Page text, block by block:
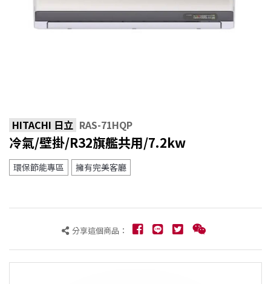
HITACHI 日立 RAS-71HQP
冷氣/壁掛/R32旗艦共用/7.2kw
環保節能專區 擁有完美客廳
分享這個商品：